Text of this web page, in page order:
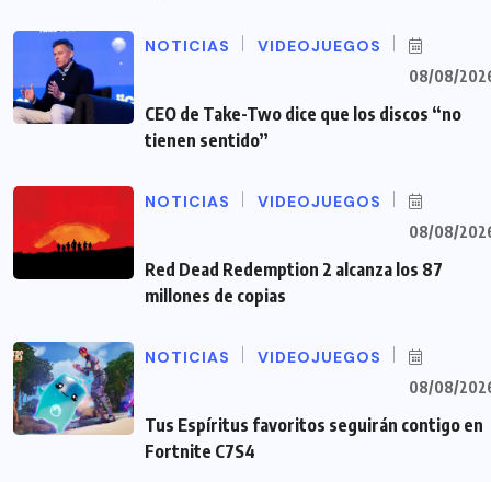
NOTICIAS VIDEOJUEGOS
08/08/
CEO de Take-Two dice que los discos “no
tienen sentido”
NOTICIAS VIDEOJUEGOS
08/08/
Red Dead Redemption 2 alcanza los 87
millones de copias
NOTICIAS VIDEOJUEGOS
08/08/
Tus Espíritus favoritos seguirán contigo en
Fortnite C7S4